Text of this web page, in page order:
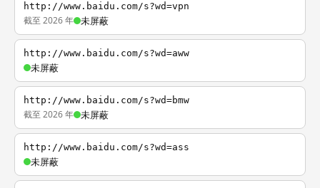
http://www.baidu.com/s?wd=vpn
截至 2026 年 未屏蔽
http://www.baidu.com/s?wd=aww
未屏蔽
http://www.baidu.com/s?wd=bmw
截至 2026 年 未屏蔽
http://www.baidu.com/s?wd=ass
未屏蔽